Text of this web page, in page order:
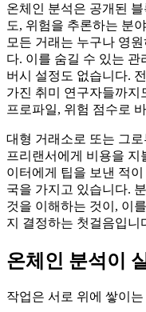
온체인 분석은 공개된
도, 위험을 추론하는 분
모든 거래는 누구나 영
다. 이를 숨길 수 있는 관
버시 설정도 없습니다.
가진 취미 연구자들까지
프로파일, 위험 점수로
대형 거래소로 또는 그
프리랜서에게 비용을 지
이터에게 팁을 보낸 적
국을 가지고 있습니다.
것을 이해하는 것이, 이
지 결정하는 첫걸음입니
온체인 분석이
작업은 서로 위에 쌓이